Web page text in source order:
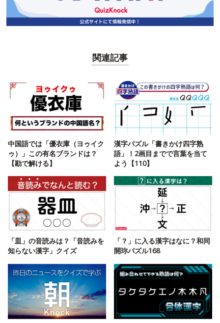
関連記事
中国語では「優衣庫（ヨゥイク
ゥ）」この有名ブランドは？
【勘で解ける】
漢字パズル「書きかけ四字熟
語」！2画目までで言葉を当て
よう【110】
「皿」の音読みは？「音読みを
知らない漢字」クイズ
「？」に入る漢字はなに？和同
開珎パズル168